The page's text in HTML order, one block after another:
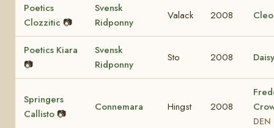
Poetics
Clozzitic 📷
Svensk
Ridponny
Valack 2008
Poetics Kiara
📷
Svensk
Ridponny
Sto 2008 Daisy
Springers
Callisto 📷
Connemara Hingst 2008